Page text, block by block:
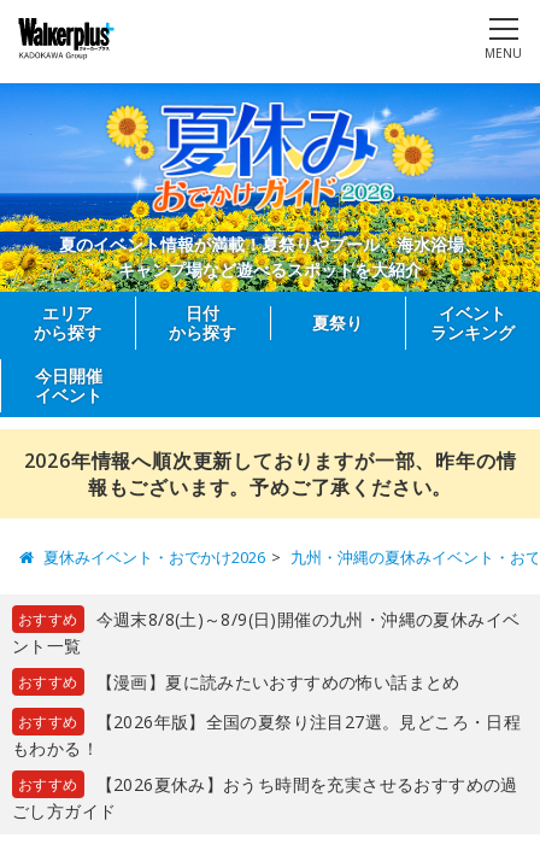
MENU
夏のイベント情報が満載！夏祭りやプール、海水浴場、
キャンプ場など遊べるスポットを大紹介
エリア
から探す
日付
から探す
夏祭り
イベント
ランキング
今日開催
イベント
2026年情報へ順次更新しておりますが一部、昨年の情
報もございます。予めご了承ください。
夏休みイベント・おでかけ2026 九州・沖縄の夏休みイベント・お
おすすめ
今週末8/8(土)～8/9(日)開催の九州・沖縄の夏休みイベ
ント一覧
おすすめ 【漫画】夏に読みたいおすすめの怖い話まとめ
おすすめ
【2026年版】全国の夏祭り注目27選。見どころ・日程
もわかる！
おすすめ
【2026夏休み】おうち時間を充実させるおすすめの過
ごし方ガイド